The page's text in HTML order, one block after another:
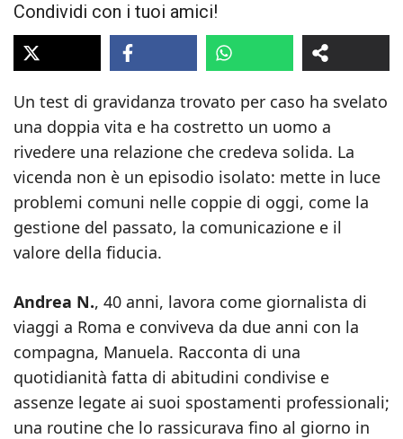
Condividi con i tuoi amici!
Un test di gravidanza trovato per caso ha svelato
una doppia vita e ha costretto un uomo a
rivedere una relazione che credeva solida. La
vicenda non è un episodio isolato: mette in luce
problemi comuni nelle coppie di oggi, come la
gestione del passato, la comunicazione e il
valore della fiducia.
Andrea N., 40 anni, lavora come giornalista di
viaggi a Roma e conviveva da due anni con la
compagna, Manuela. Racconta di una
quotidianità fatta di abitudini condivise e
assenze legate ai suoi spostamenti professionali;
una routine che lo rassicurava fino al giorno in